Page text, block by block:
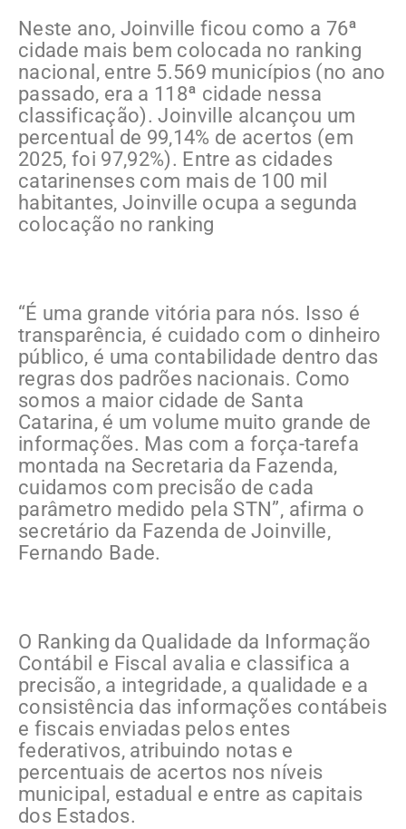
Neste ano, Joinville ficou como a 76ª
cidade mais bem colocada no ranking
nacional, entre 5.569 municípios (no ano
passado, era a 118ª cidade nessa
classificação). Joinville alcançou um
percentual de 99,14% de acertos (em
2025, foi 97,92%). Entre as cidades
catarinenses com mais de 100 mil
habitantes, Joinville ocupa a segunda
colocação no ranking
“É uma grande vitória para nós. Isso é
transparência, é cuidado com o dinheiro
público, é uma contabilidade dentro das
regras dos padrões nacionais. Como
somos a maior cidade de Santa
Catarina, é um volume muito grande de
informações. Mas com a força-tarefa
montada na Secretaria da Fazenda,
cuidamos com precisão de cada
parâmetro medido pela STN”, afirma o
secretário da Fazenda de Joinville,
Fernando Bade.
O Ranking da Qualidade da Informação
Contábil e Fiscal avalia e classifica a
precisão, a integridade, a qualidade e a
consistência das informações contábeis
e fiscais enviadas pelos entes
federativos, atribuindo notas e
percentuais de acertos nos níveis
municipal, estadual e entre as capitais
dos Estados.